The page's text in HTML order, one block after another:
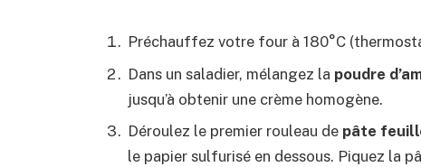
Préchauffez votre four à 180°C
Dans un saladier, mélangez la poudre
jusqu’à obtenir une crème homogène.
Déroulez le premier rouleau de pâte
le papier sulfurisé en dessous. Piquez la